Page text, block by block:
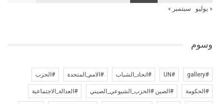
« يوليو
سبتمبر »
وسوم
#gallery
#UN #اتحاد_الشباب #الامم_المتحدة #الحزب
#الحكومة #الصين #الحزب_الشيوعي_الصيني #العدالة_الاجتماعية